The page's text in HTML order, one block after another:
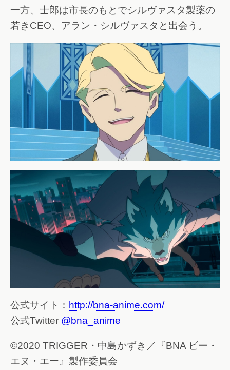
一方、士郎は市長のもとでシルヴァスタ製薬の
若きCEO、アラン・シルヴァスタと出会う。
公式サイト： http://bna-anime.com/
公式Twitter @bna_anime
©2020 TRIGGER・中島かずき／『BNA ビー・
エヌ・エー』製作委員会